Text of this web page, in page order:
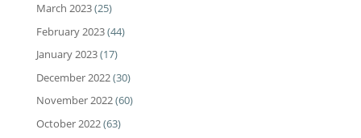
March 2023(25)
February 2023(44)
January 2023(17)
December 2022(30)
November 2022(60)
October 2022(63)